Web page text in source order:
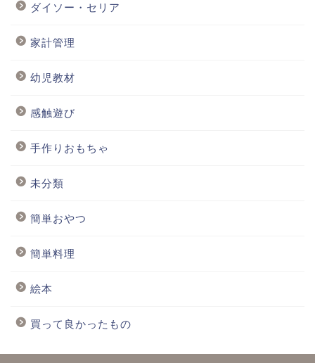
ダイソー・セリア
家計管理
幼児教材
感触遊び
手作りおもちゃ
未分類
簡単おやつ
簡単料理
絵本
買って良かったもの